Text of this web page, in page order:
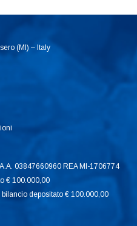
(MI) – Italy
03847660960 REA MI-1706774
€ 100.000,00
depositato € 100.000,00